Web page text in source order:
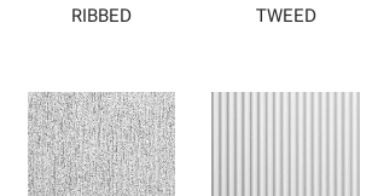
RIBBED TWEED